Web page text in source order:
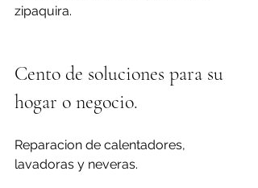
zipaquira.
Cento de soluciones para su
hogar o negocio.
Reparacion de calentadores,
lavadoras y neveras.